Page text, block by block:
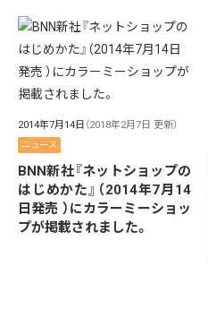
2014年7月14日 （2018年2月7日 更新）
ニュース
BNN新社『ネットショップの
はじめかた』（2014年7月14
日発売 ）にカラーミーショッ
プが掲載されました。